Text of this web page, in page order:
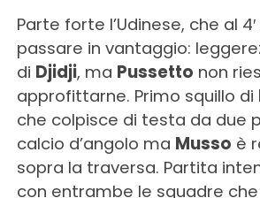
Parte forte l’Udinese, che al
passare in vantaggio:
di Djidji, ma Pussetto non
approfittarne. Primo squillo di
che colpisce di testa da due
calcio d’angolo ma Musso è
sopra la traversa. Partita
con entrambe le squadre